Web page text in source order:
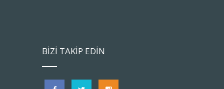
BİZİ TAKİP EDİN